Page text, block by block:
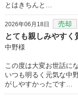
とはきちんと…
2026年06月18日 売却
とても親しみやす
中野様
この度は大変お世話に
いつも明るく元気な中
がしやすかったです…